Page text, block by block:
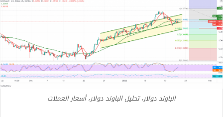
الباوند دولار، تحليل الباوند دولار، أسعار العملات